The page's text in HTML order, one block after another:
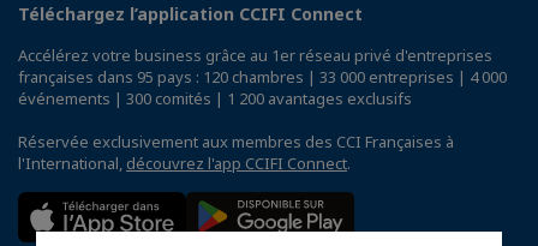
Téléchargez l’application CCIFI Connect
Accélérez votre business grâce au 1er réseau privé d'entreprises
françaises dans 95 pays : 120 chambres | 33 000 entreprises | 4 000
événements | 300 comités | 1 200 avantages exclusifs
Réservée exclusivement aux membres des CCI Françaises à
l'International, découvrez l'app CCIFI Connect.